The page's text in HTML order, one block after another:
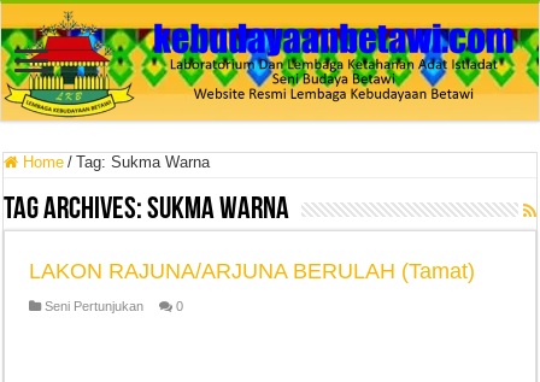
Home / Tag:Sukma Warna
Tag Archives:Sukma Warna
LAKON RAJUNA/ARJUNA BERULAH (Tamat)
Seni Pertunjukan 0